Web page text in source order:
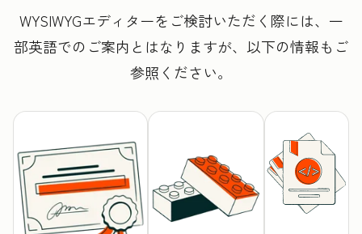
WYSIWYGエディターをご検討いただく際には、一
部英語でのご案内とはなりますが、以下の情報もご
参照ください。